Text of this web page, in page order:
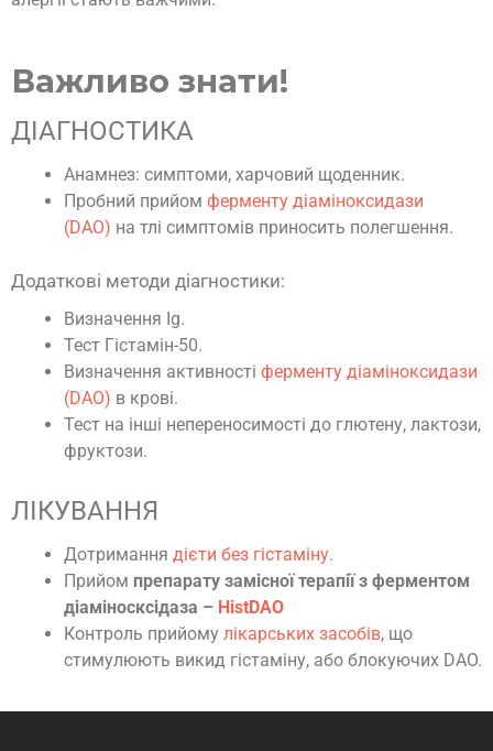
Важливо знати!
ДІАГНОСТИКА
Анамнез: симптоми, харчовий щоденник.
Пробний прийом ферменту діаміноксидази
(DAO) на тлі симптомів приносить полегшення.
Додаткові методи діагностики:
Визначення Ig.
Тест Гістамін-50.
Визначення активності ферменту діаміноксидази
(DAO) в крові.
Тест на інші непереносимості до глютену, лактози,
фруктози.
ЛІКУВАННЯ
Дотримання дієти без гістаміну.
Прийом препарату замісної терапії з ферментом
діаміносксідаза – HistDAO
Контроль прийому лікарських засобів, що
стимулюють викид гістаміну, або блокуючих DAO.